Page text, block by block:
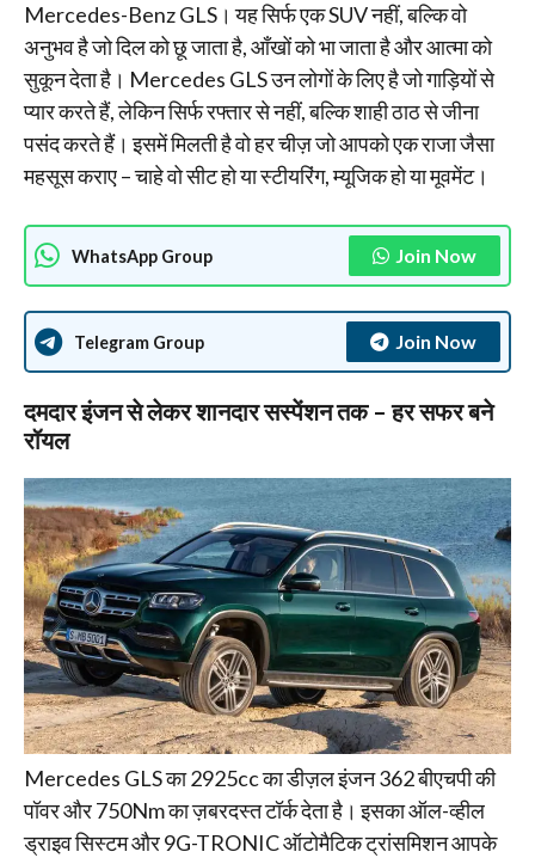
Mercedes-Benz GLS। यह सिर्फ एक SUV नहीं, बल्कि वो
अनुभव है जो दिल को छू जाता है, आँखों को भा जाता है और आत्मा को
सुकून देता है। Mercedes GLS उन लोगों के लिए है जो गाड़ियों से
प्यार करते हैं, लेकिन सिर्फ रफ्तार से नहीं, बल्कि शाही ठाठ से जीना
पसंद करते हैं। इसमें मिलती है वो हर चीज़ जो आपको एक राजा जैसा
महसूस कराए – चाहे वो सीट हो या स्टीयरिंग, म्यूजिक हो या मूवमेंट।
WhatsApp Group Join Now
Telegram Group Join Now
दमदार इंजन से लेकर शानदार सस्पेंशन तक – हर सफर बने
रॉयल
Mercedes GLS का 2925cc का डीज़ल इंजन 362 बीएचपी की
पॉवर और 750Nm का ज़बरदस्त टॉर्क देता है। इसका ऑल-व्हील
ड्राइव सिस्टम और 9G-TRONIC ऑटोमैटिक ट्रांसमिशन आपके